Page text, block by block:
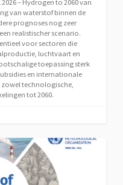
– Hydrogen to 2060 van
van waterstof binnen de
prognoses nog zeer
realistischer scenario.
voor sectoren die
luchtvaart en
toepassing sterk
en internationale
technologische,
tot 2060.